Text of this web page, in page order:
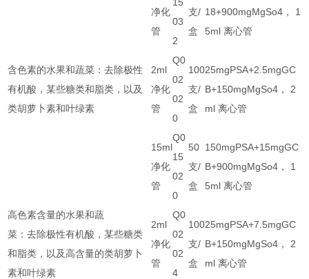
净化
管
03
2
支/
盒
18+900mgMgSo4， 1
5ml 离心管
含色素的水果和蔬菜：去除极性
有机酸，某些糖类和脂类，以及
类胡萝卜素和叶绿素
2ml
净化
管
Q0
02
02
0
100
支/
盒
25mgPSA+2.5mgGC
B+150mgMgSo4， 2
ml 离心管
15ml
净化
管
Q0
15
02
0
50
支/
盒
150mgPSA+15mgGC
B+900mgMgSo4， 1
5ml 离心管
高色素含量的水果和蔬
菜：去除极性有机酸，某些糖类
和脂类，以及高含量的类胡萝卜
素和叶绿素
2ml
净化
管
Q0
02
02
4
100
支/
盒
25mgPSA+7.5mgGC
B+150mgMgSo4， 2
ml 离心管